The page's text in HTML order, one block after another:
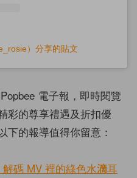
）分享的貼文
電子報，即時閱覽
彩的尊享禮遇及折扣優
下的報導值得你留意：
碼 MV 裡的綠色水滴耳